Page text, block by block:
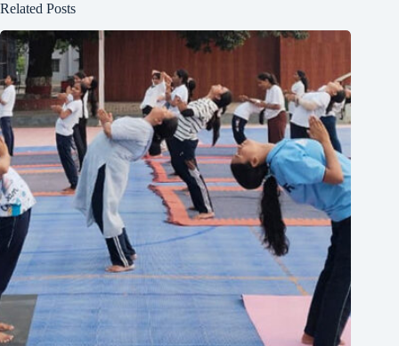
Related Posts